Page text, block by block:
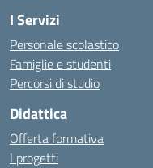
I Servizi
Personale scolastico
Famiglie e studenti
Percorsi di studio
Didattica
Offerta formativa
I progetti